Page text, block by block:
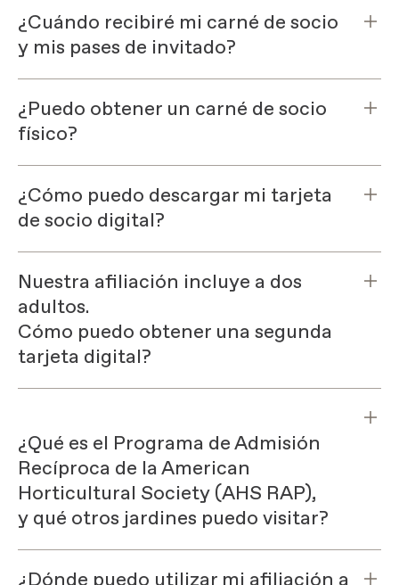
¿Cuándo recibiré mi carné de socio
y mis pases de invitado?
¿Puedo obtener un carné de socio
físico?
¿Cómo puedo descargar mi tarjeta
de socio digital?
Nuestra afiliación incluye a dos
adultos.
Cómo puedo obtener una segunda
tarjeta digital?
¿Qué es el Programa de Admisión
Recíproca de la American
Horticultural Society (AHS RAP),
y qué otros jardines puedo visitar?